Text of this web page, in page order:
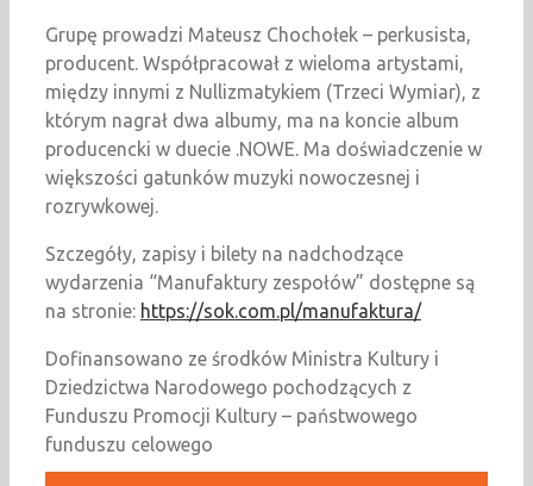
Grupę prowadzi Mateusz Chochołek – perkusista,
producent. Współpracował z wieloma artystami,
między innymi z Nullizmatykiem (Trzeci Wymiar), z
którym nagrał dwa albumy, ma na koncie album
producencki w duecie .NOWE. Ma doświadczenie w
większości gatunków muzyki nowoczesnej i
rozrywkowej.
Szczegóły, zapisy i bilety na nadchodzące
wydarzenia “Manufaktury zespołów” dostępne są
na stronie: https://sok.com.pl/manufaktura/
Dofinansowano ze środków Ministra Kultury i
Dziedzictwa Narodowego pochodzących z
Funduszu Promocji Kultury – państwowego
funduszu celowego